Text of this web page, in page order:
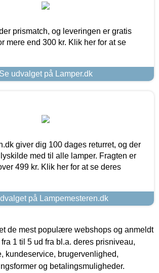
prismatch, og leveringen er gratis
mere end 300 kr. Klik her for at se
Se udvalget på Lamper.dk
giver dig 100 dages returret, og der
med til alle lamper. Fragten er
499 kr. Klik her for at se deres
på Lampemesteren.dk
de mest populære webshops og anmeldt
1 til 5 ud fra bl.a. deres prisniveau,
kundeservice, brugervenlighed,
og betalingsmuligheder.